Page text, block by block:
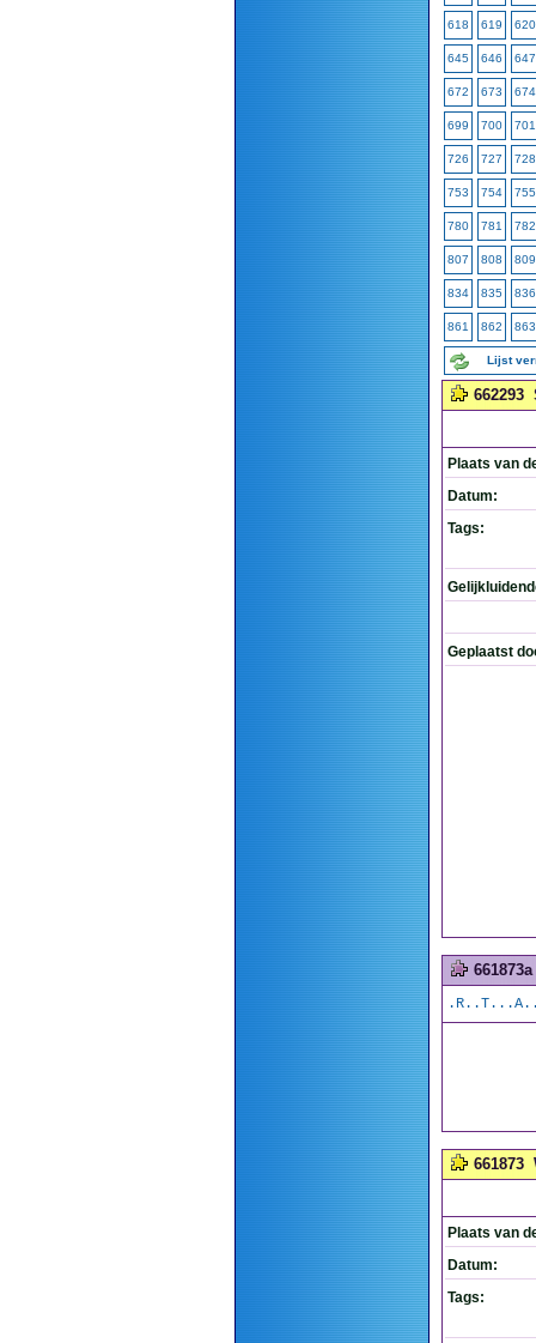
618 619 620
645 646 647
672 673 674
699 700 701
726 727 728
753 754 755
780 781 782
807 808 809
834 835 836
861 862 863
Lijst
662293
Plaats van
Datum:
Tags:
Geplaatst
661873a
661873
Plaats van
Datum:
Tags: